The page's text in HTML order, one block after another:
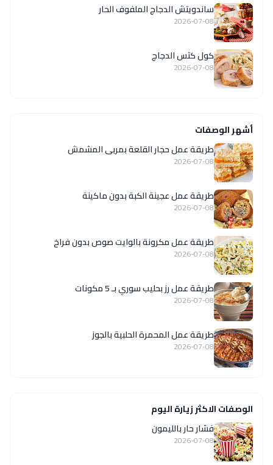
ساندويتش الدجاج الملفوف الحار
2026-07-08
كول كتس الدجاج
2026-07-08
أشهر الوصفات
طريقة عمل حجار القلعة بمربى المشمش
2026-07-08
طريقة عمل عجينة الكبة بدون ماكينة
2026-07-08
طريقة عمل مكرونة بالوايت صوص بدون فراخ
2026-07-08
طريقة عمل رز بحليب سوري بـ 5 مكونات
2026-07-08
طريقة عمل المحمرة الحلبية بالجوز
2026-07-08
الوصفات الاكثر زيارة اليوم
فشار حار بالليمون
2026-07-08